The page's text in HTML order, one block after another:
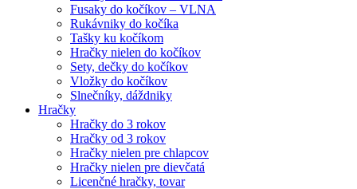
Fusaky do kočíkov – VLNA
Rukávniky do kočíka
Tašky ku kočíkom
Hračky nielen do kočíkov
Sety, dečky do kočíkov
Vložky do kočíkov
Slnečníky, dáždniky
Hračky
Hračky do 3 rokov
Hračky od 3 rokov
Hračky nielen pre chlapcov
Hračky nielen pre dievčatá
Licenčné hračky, tovar